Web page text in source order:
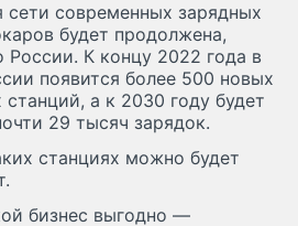
современных зарядных
будет продолжена,
К концу 2022 года в
появится более 500 новых
а к 2030 году будет
29 тысяч зарядок.
станциях можно будет
бизнес выгодно —